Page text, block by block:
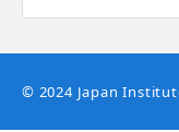
© 2024 Japan